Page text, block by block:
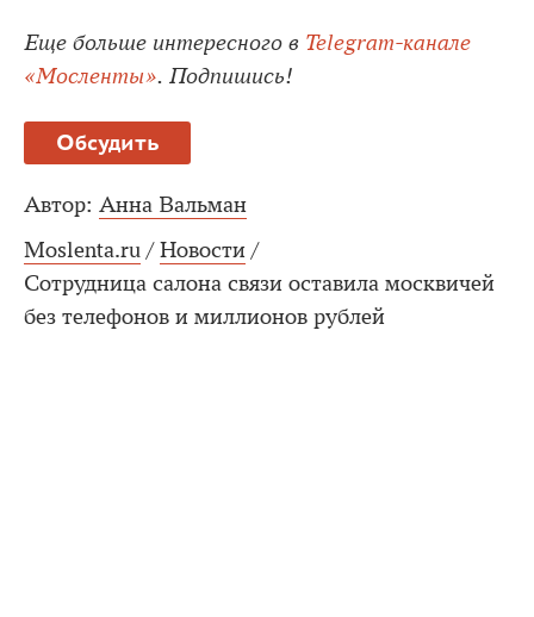
Еще больше интересного в Telegram-канале
«Мосленты». Подпишись!
Обсудить
Автор: Анна Вальман
Moslenta.ru / Новости /
Сотрудница салона связи оставила москвичей
без телефонов и миллионов рублей